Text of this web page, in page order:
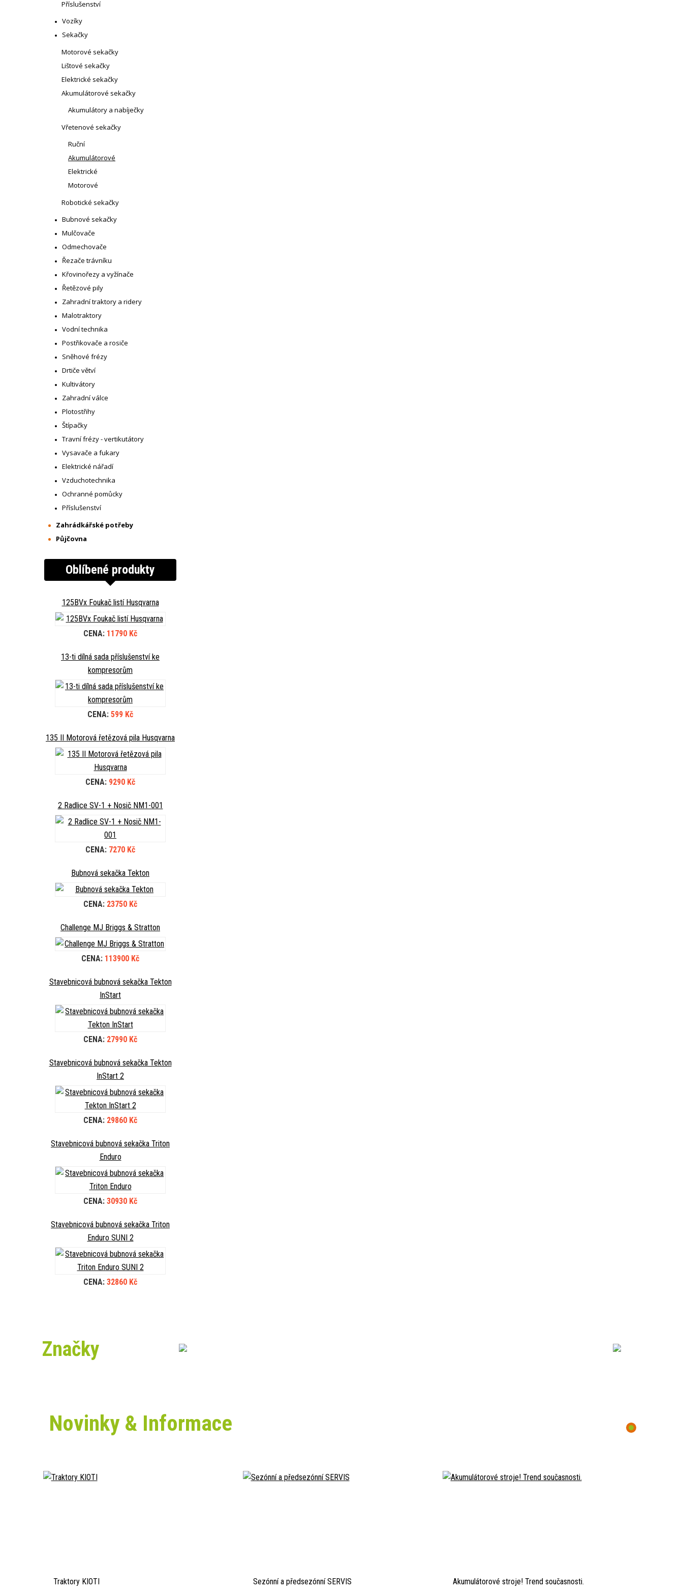
Příslušenství
Vozíky
Sekačky
Motorové sekačky
Lištové sekačky
Elektrické sekačky
Akumulátorové sekačky
Akumulátory a nabíječky
Vřetenové sekačky
Ruční
Akumulátorové
Elektrické
Motorové
Robotické sekačky
Bubnové sekačky
Mulčovače
Odmechovače
Řezače trávníku
Křovinořezy a vyžínače
Řetězové pily
Zahradní traktory a ridery
Malotraktory
Vodní technika
Postřikovače a rosiče
Sněhové frézy
Drtiče větví
Kultivátory
Zahradní válce
Plotostřihy
Štípačky
Travní frézy - vertikutátory
Vysavače a fukary
Elektrické nářadí
Vzduchotechnika
Ochranné pomůcky
Příslušenství
Zahrádkářské potřeby
Půjčovna
Oblíbené produkty
125BVx Foukač listí Husqvarna
CENA: 11790 Kč
13-ti dílná sada příslušenství ke
kompresorům
CENA: 599 Kč
135 II Motorová řetězová pila Husqvarna
CENA: 9290 Kč
2 Radlice SV-1 + Nosič NM1-001
CENA: 7270 Kč
Bubnová sekačka Tekton
CENA: 23750 Kč
Challenge MJ Briggs & Stratton
CENA: 113900 Kč
Stavebnicová bubnová sekačka Tekton
InStart
CENA: 27990 Kč
Stavebnicová bubnová sekačka Tekton
InStart 2
CENA: 29860 Kč
Stavebnicová bubnová sekačka Triton
Enduro
CENA: 30930 Kč
Stavebnicová bubnová sekačka Triton
Enduro SUNI 2
CENA: 32860 Kč
Značky
Novinky & Informace
Traktory KIOTI Sezónní a předsezónní SERVIS Akumulátorové stroje! Trend současnosti.